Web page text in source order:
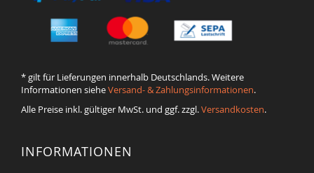
* gilt für Lieferungen innerhalb Deutschlands. Weitere
Informationen sieheVersand- & Zahlungsinformationen.
Alle Preise inkl. gültiger MwSt. und ggf. zzgl.Versandkosten.
INFORMATIONEN